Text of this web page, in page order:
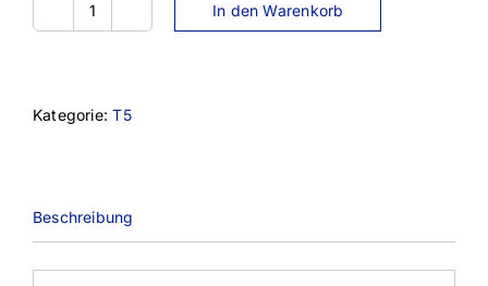
12T5-
In den Warenkorb
Kategorie:T5
Beschreibung